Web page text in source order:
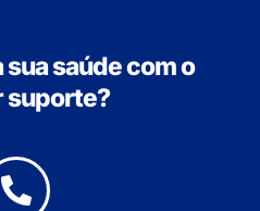
saúde com o
suporte?